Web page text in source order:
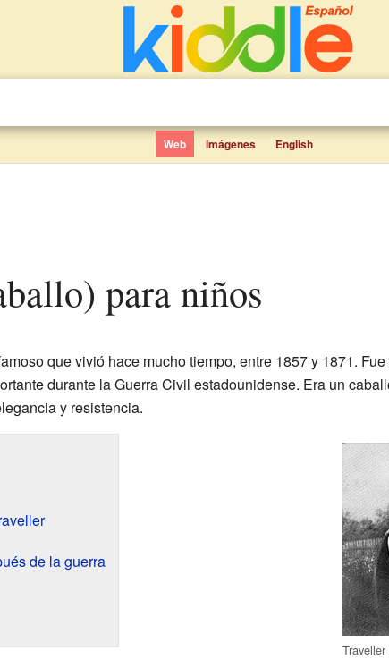
Web Imágenes English
para niños
que vivió hace mucho tiempo, entre 1857 y 1871.
durante la Guerra Civil estadounidense. Era un
y resistencia.
de la guerra